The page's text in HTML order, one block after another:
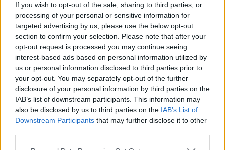
If you wish to opt-out of the sale, sharing to third parties, or
processing of your personal or sensitive information for
targeted advertising by us, please use the below opt-out
section to confirm your selection. Please note that after your
opt-out request is processed you may continue seeing
interest-based ads based on personal information utilized by
us or personal information disclosed to third parties prior to
your opt-out. You may separately opt-out of the further
disclosure of your personal information by third parties on the
IAB’s list of downstream participants. This information may
also be disclosed by us to third parties on the IAB’s List of
Downstream Participants that may further disclose it to other
Inoltre, la startup ha già siglato un accordo da 1,1
milioni di euro con un operatore satellitare,
dimostrando il crescente interesse per
l’innovazione che porta l’IA nello spazio. Gli esperti
del settore evidenziano come EDGX stia
affrontando la sfida dei colli di bottiglia con
soluzioni che potrebbero rivoluzionare il panorama
delle comunicazioni satellitari. Preparati, perché il
futuro che ci attende è straordinario e ricco di
scoperte: l’intelligenza artificiale non solo sta